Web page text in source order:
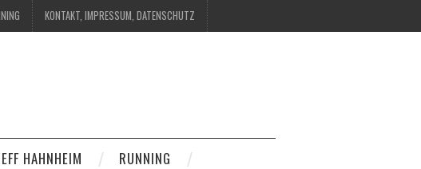
KONTAKT, IMPRESSUM, DATENSCHUTZ
HAHNHEIM
RUNNING